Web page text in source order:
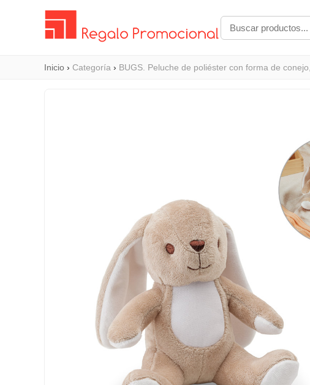
Inicio › Categoría › BUGS. Peluche de poliéster con forma de